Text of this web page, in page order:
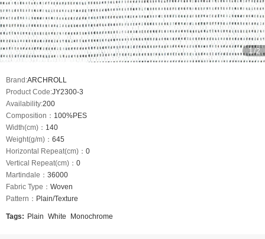
1/2
Brand:ARCHROLL
Product Code:JY2300-3
Availability:200
Composition： 100%PES
Width(cm)： 140
Weight(g/m)： 645
Horizontal Repeat(cm)： 0
Vertical Repeat(cm)： 0
Martindale： 36000
Fabric Type： Woven
Pattern： Plain/Texture
Tags: Plain White Monochrome